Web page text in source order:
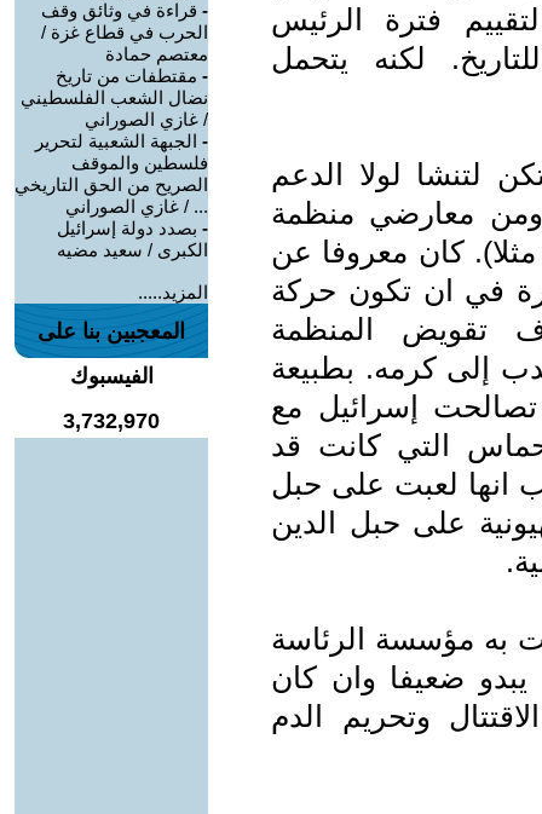
فترة الرئيس
لكنه يتحمل
لتنشا لولا الدعم
ومن معارضي منظمة
كان معروفا عن
في ان تكون حركة
تقويض المنظمة
إلى كرمه. بطبيعة
إسرائيل مع
التي كانت قد
انها لعبت على حبل
على حبل الدين
به مؤسسة الرئاسة
ضعيفا وان كان
وتحريم الدم
- قراءة في وثائق وقف
الحرب في قطاع غزة /
معتصم حمادة
- مقتطفات من تاريخ
نضال الشعب الفلسطيني
/ غازي الصوراني
- الجبهة الشعبية لتحرير
فلسطين والموقف
الصريح من الحق التاريخي
... / غازي الصوراني
- بصدد دولة إسرائيل
الكبرى / سعيد مضيه
المزيد.....
المعجبين بنا على
الفيسبوك
3,732,970